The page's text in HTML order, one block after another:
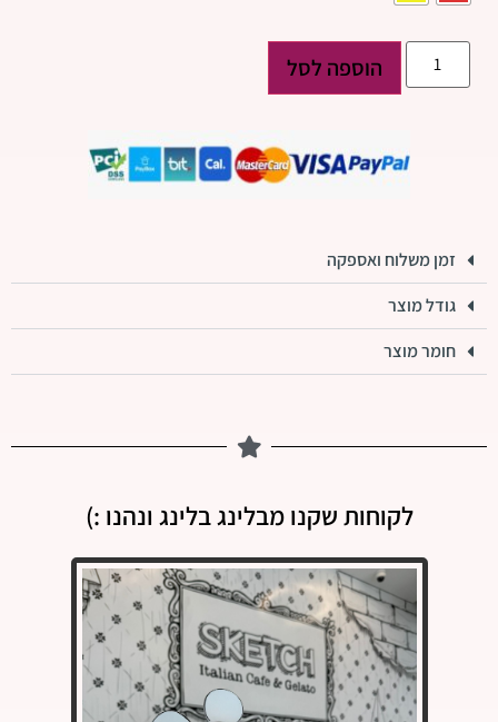
הוספה לסל
זמן משלוח ואספקה
גודל מוצר
חומר מוצר
לקוחות שקנו מבלינג בלינג ונהנו :)